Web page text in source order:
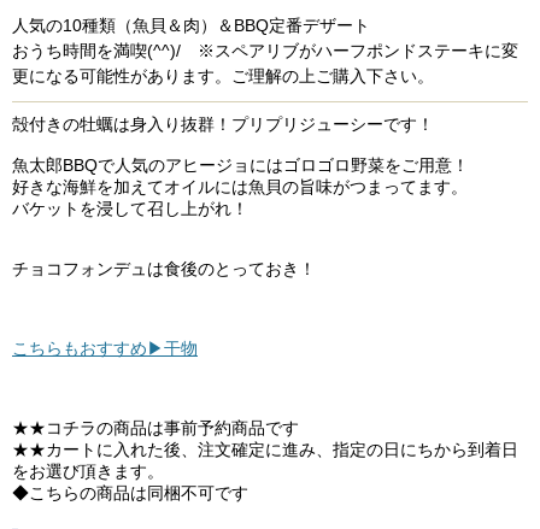
人気の10種類（魚貝＆肉）＆BBQ定番デザート
おうち時間を満喫(^^)/ ※スペアリブがハーフポンドステーキに変
更になる可能性があります。ご理解の上ご購入下さい。
殻付きの牡蠣は身入り抜群！プリプリジューシーです！
魚太郎BBQで人気のアヒージョにはゴロゴロ野菜をご用意！
好きな海鮮を加えてオイルには魚貝の旨味がつまってます。
バケットを浸して召し上がれ！
チョコフォンデュは食後のとっておき！
こちらもおすすめ▶干物
★★コチラの商品は事前予約商品です
★★カートに入れた後、注文確定に進み、指定の日にちから到着日
をお選び頂きます。
◆こちらの商品は同梱不可です